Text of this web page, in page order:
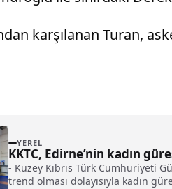
karşılanan Turan,
YEREL
KKTC, Edirne’nin kadın
- Kuzey Kıbrıs Türk Cumhuriyeti
trend olması dolayısıyla kadın